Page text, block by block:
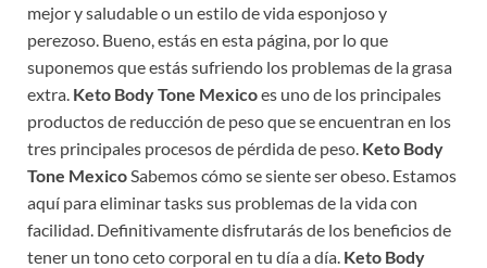
mejor y saludable o un estilo de vida esponjoso y
perezoso. Bueno, estás en esta página, por lo que
suponemos que estás sufriendo los problemas de la grasa
extra. Keto Body Tone Mexicoes uno de los principales
productos de reducción de peso que se encuentran en los
tres principales procesos de pérdida de peso. Keto Body
Tone MexicoSabemos cómo se siente ser obeso. Estamos
aquí para eliminar tasks sus problemas de la vida con
facilidad. Definitivamente disfrutarás de los beneficios de
tener un tono ceto corporal en tu día a día. Keto Body